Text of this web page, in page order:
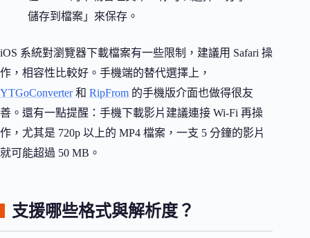
儲存到檔案」來保存。
iOS 系統對瀏覽器下載檔案有一些限制，建議用 Safari 操
作，相容性比較好。手機端的替代選擇上，
YTGoConverter和 RipFrom 的手機版介面也做得很友
善。還有一點提醒：手機下載影片建議連接 Wi-Fi 再操
作，尤其是 720p 以上的 MP4 檔案，一支 5 分鐘的影片
就可能超過 50 MB。
支援哪些格式與解析度？